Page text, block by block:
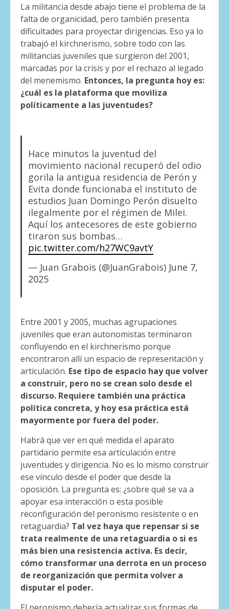
La militancia desde abajo tiene el problema de la
falta de organicidad, pero también presenta
dificultades para proyectar dirigencias. Eso ya lo
trabajó el kirchnerismo, sobre todo con las
militancias juveniles que surgieron del 2001,
marcadas por la crisis y por el rechazo al legado
del menemismo. Entonces, la pregunta hoy es:
¿cuál es la plataforma que moviliza
políticamente a las juventudes?
Hace minutos la juventud del
movimiento nacional recuperó del odio
gorila la antigua residencia de Perón y
Evita donde funcionaba el instituto de
estudios Juan Domingo Perón disuelto
ilegalmente por el régimen de Milei.
Aquí los antecesores de este gobierno
tiraron sus bombas…
pic.twitter.com/h27WC9avtY
— Juan Grabois (@JuanGrabois) June 7,
2025
Entre 2001 y 2005, muchas agrupaciones
juveniles que eran autonomistas terminaron
confluyendo en el kirchnerismo porque
encontraron allí un espacio de representación y
articulación. Ese tipo de espacio hay que volver
a construir, pero no se crean solo desde el
discurso. Requiere también una práctica
política concreta, y hoy esa práctica está
mayormente por fuera del poder.
Habrá que ver en qué medida el aparato
partidario permite esa articulación entre
juventudes y dirigencia. No es lo mismo construir
ese vínculo desde el poder que desde la
oposición. La pregunta es: ¿sobre qué se va a
apoyar esa interacción o esta posible
reconfiguración del peronismo resistente o en
retaguardia? Tal vez haya que repensar si se
trata realmente de una retaguardia o si es
más bien una resistencia activa. Es decir,
cómo transformar una derrota en un proceso
de reorganización que permita volver a
disputar el poder.